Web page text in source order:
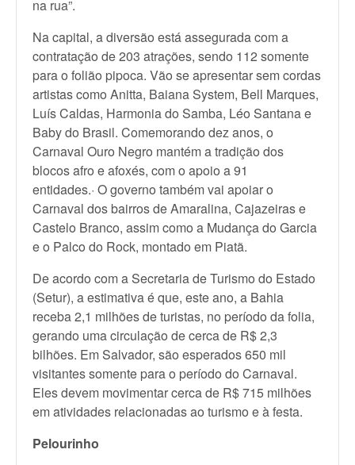
na rua”.
Na capital, a diversão está assegurada com a
contratação de 203 atrações, sendo 112 somente
para o folião pipoca. Vão se apresentar sem cordas
artistas como Anitta, Baiana System, Bell Marques,
Luís Caldas, Harmonia do Samba, Léo Santana e
Baby do Brasil. Comemorando dez anos, o
Carnaval Ouro Negro mantém a tradição dos
blocos afro e afoxés, com o apoio a 91
entidades.· O governo também vai apoiar o
Carnaval dos bairros de Amaralina, Cajazeiras e
Castelo Branco, assim como a Mudança do Garcia
e o Palco do Rock, montado em Piatã.
De acordo com a Secretaria de Turismo do Estado
(Setur), a estimativa é que, este ano, a Bahia
receba 2,1 milhões de turistas, no período da folia,
gerando uma circulação de cerca de R$ 2,3
bilhões. Em Salvador, são esperados 650 mil
visitantes somente para o período do Carnaval.
Eles devem movimentar cerca de R$ 715 milhões
em atividades relacionadas ao turismo e à festa.
Pelourinho